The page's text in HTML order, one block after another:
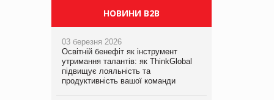
НОВИНИ B2B
03 березня 2026
Освітній бенефіт як інструмент
утримання талантів: як ThinkGlobal
підвищує лояльність та
продуктивність вашої команди